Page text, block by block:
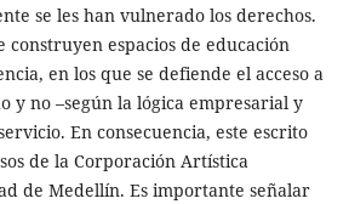
se les han vulnerado los derechos.
construyen espacios de educación
en los que se defiende el acceso a
y no –según la lógica empresarial y
En consecuencia, este escrito
de la Corporación Artística
de Medellín. Es importante señalar